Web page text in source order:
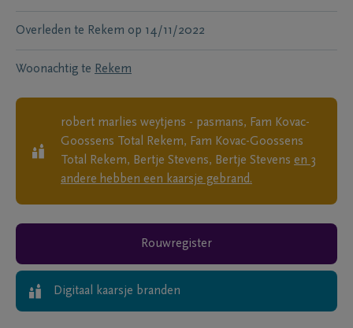
Overleden te Rekem op 14/11/2022
Woonachtig te Rekem
robert marlies weytjens - pasmans, Fam Kovac-
Goossens Total Rekem, Fam Kovac-Goossens
Total Rekem, Bertje Stevens, Bertje Stevens en 3
andere hebben een kaarsje gebrand.
Rouwregister
Digitaal kaarsje branden